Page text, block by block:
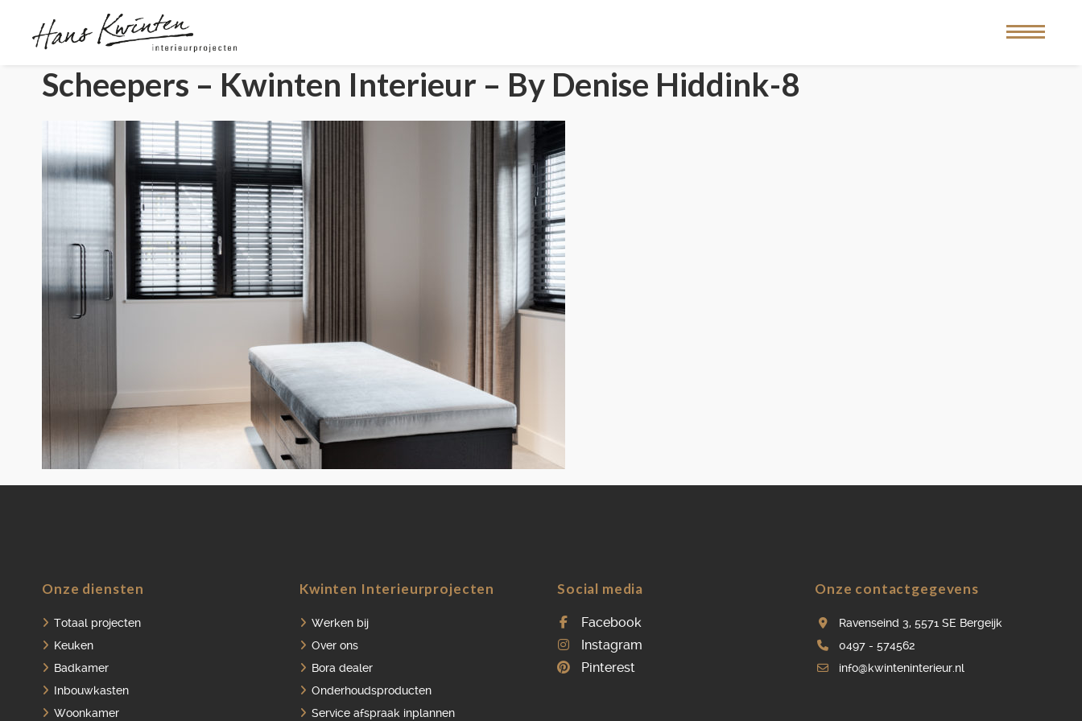
Scheepers – Kwinten Interieur – By Denise Hiddink-8
Onze diensten
Totaal projecten
Keuken
Badkamer
Inbouwkasten
Woonkamer
Kwinten Interieurprojecten
Werken bij
Over ons
Bora dealer
Onderhoudsproducten
Service afspraak inplannen
Social media
Facebook
Instagram
Pinterest
Onze contactgegevens
Ravenseind 3, 5571 SE Bergeijk
0497 - 574562
info@kwinteninterieur.nl
HOME
PORTFOLIO
VACATURES
ONDERHOUDSPRODUCTEN
SERVICE AFSPRAAK INPLANNEN